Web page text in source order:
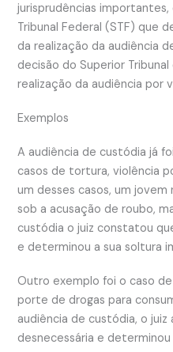
jurisprudências
Tribunal Federal (STF) que
da realização da audiência
decisão do Superior
realização da audiência por
Exemplos
A audiência de custódia já
casos de tortura, violência
um desses casos, um
sob a acusação de roubo,
custódia o juiz constatou
e determinou a sua soltura
Outro exemplo foi o caso
porte de drogas para
audiência de custódia, o juiz
desnecessária e